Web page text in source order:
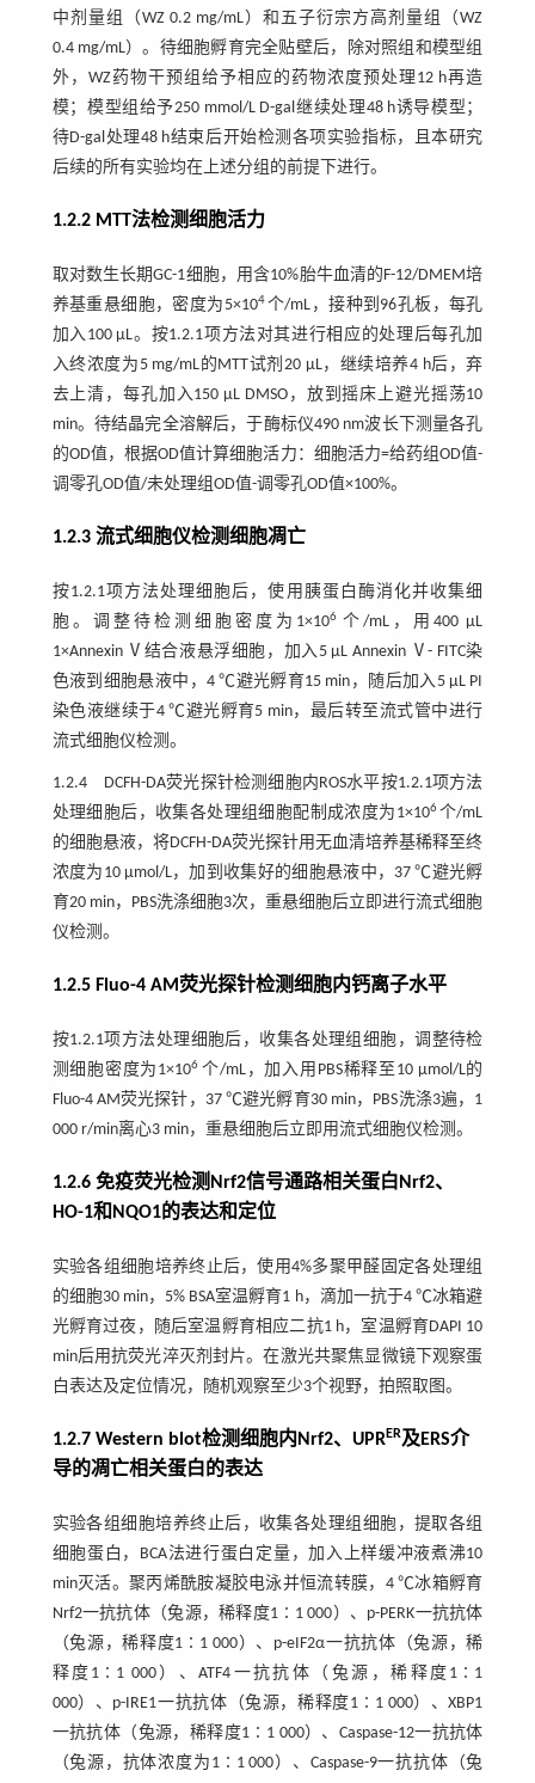
中剂量组（WZ 0.2 mg/mL）和五子衍宗方高剂量组（WZ
0.4 mg/mL）。待细胞孵育完全贴壁后，除对照组和模型组
外，WZ药物干预组给予相应的药物浓度预处理12 h再造
模；模型组给予250 mmol/L D-gal继续处理48 h诱导模型；
待D-gal处理48 h结束后开始检测各项实验指标，且本研究
后续的所有实验均在上述分组的前提下进行。
1.2.2 MTT法检测细胞活力
取对数生长期GC-1细胞，用含10%胎牛血清的F-12/DMEM培
养基重悬细胞，密度为5×104个/mL，接种到96孔板，每孔
加入100 μL。按1.2.1项方法对其进行相应的处理后每孔加
入终浓度为5 mg/mL的MTT试剂20 μL，继续培养4 h后，弃
去上清，每孔加入150 μL DMSO，放到摇床上避光摇荡10
min。待结晶完全溶解后，于酶标仪490 nm波长下测量各孔
的OD值，根据OD值计算细胞活力：细胞活力=给药组OD值-
调零孔OD值/未处理组OD值-调零孔OD值×100%。
1.2.3 流式细胞仪检测细胞凋亡
按1.2.1项方法处理细胞后，使用胰蛋白酶消化并收集细
胞。调整待检测细胞密度为1×106个/mL，用400 μL
1×Annexin Ⅴ结合液悬浮细胞，加入5 μL Annexin Ⅴ- FITC染
色液到细胞悬液中，4 ℃避光孵育15 min，随后加入5 μL PI
染色液继续于4 ℃避光孵育5 min，最后转至流式管中进行
流式细胞仪检测。
1.2.4 DCFH-DA荧光探针检测细胞内ROS水平按1.2.1项方法
处理细胞后，收集各处理组细胞配制成浓度为1×106个/mL
的细胞悬液，将DCFH-DA荧光探针用无血清培养基稀释至终
浓度为10 μmol/L，加到收集好的细胞悬液中，37 ℃避光孵
育20 min，PBS洗涤细胞3次，重悬细胞后立即进行流式细胞
仪检测。
1.2.5 Fluo-4 AM荧光探针检测细胞内钙离子水平
按1.2.1项方法处理细胞后，收集各处理组细胞，调整待检
测细胞密度为1×106个/mL，加入用PBS稀释至10 μmol/L的
Fluo-4 AM荧光探针，37 ℃避光孵育30 min，PBS洗涤3遍，1
000 r/min离心3 min，重悬细胞后立即用流式细胞仪检测。
1.2.6 免疫荧光检测Nrf2信号通路相关蛋白Nrf2、
HO-1和NQO1的表达和定位
实验各组细胞培养终止后，使用4%多聚甲醛固定各处理组
的细胞30 min，5% BSA室温孵育1 h，滴加一抗于4 ℃冰箱避
光孵育过夜，随后室温孵育相应二抗1 h，室温孵育DAPI 10
min后用抗荧光淬灭剂封片。在激光共聚焦显微镜下观察蛋
白表达及定位情况，随机观察至少3个视野，拍照取图。
1.2.7 Western blot检测细胞内Nrf2、UPR ER及ERS介
导的凋亡相关蛋白的表达
实验各组细胞培养终止后，收集各处理组细胞，提取各组
细胞蛋白，BCA法进行蛋白定量，加入上样缓冲液煮沸10
min灭活。聚丙烯酰胺凝胶电泳并恒流转膜，4 ℃冰箱孵育
Nrf2一抗抗体（兔源，稀释度1∶1 000）、p-PERK一抗抗体
（兔源，稀释度1∶1 000）、p-eIF2α一抗抗体（兔源，稀
释度1∶1 000）、ATF4一抗抗体（兔源，稀释度1∶1
000）、p-IRE1一抗抗体（兔源，稀释度1∶1 000）、XBP1
一抗抗体（兔源，稀释度1∶1 000）、Caspase-12一抗抗体
（兔源，抗体浓度为1∶1 000）、Caspase-9一抗抗体（兔